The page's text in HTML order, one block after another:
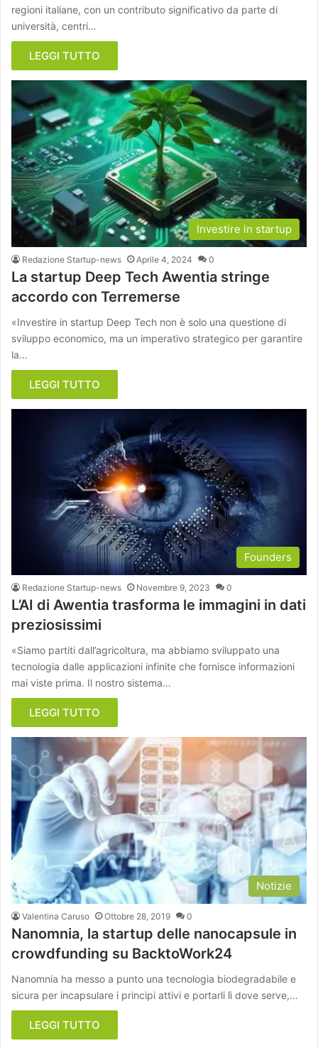
regioni italiane, con un contributo significativo da parte di
università, centri…
LEGGI TUTTO
Investire in startup
Redazione Startup-news Aprile 4, 2024 0
La startup Deep Tech Awentia stringe
accordo con Terremerse
«Investire in startup Deep Tech non è solo una questione di
sviluppo economico, ma un imperativo strategico per garantire
la…
LEGGI TUTTO
Founders
Redazione Startup-news Novembre 9, 2023 0
L’AI di Awentia trasforma le immagini in dati
preziosissimi
«Siamo partiti dall’agricoltura, ma abbiamo sviluppato una
tecnologia dalle applicazioni infinite che fornisce informazioni
mai viste prima. Il nostro sistema…
LEGGI TUTTO
Notizie
Valentina Caruso Ottobre 28, 2019 0
Nanomnia, la startup delle nanocapsule in
crowdfunding su BacktoWork24
Nanomnia ha messo a punto una tecnologia biodegradabile e
sicura per incapsulare i principi attivi e portarli lì dove serve,…
LEGGI TUTTO